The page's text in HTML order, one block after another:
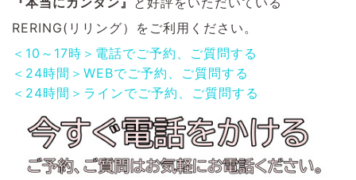
RERING(リリング）をご利用ください。
＜10～17時＞電話でご予約、ご質問する
＜24時間＞WEBでご予約、ご質問する
＜24時間＞ラインでご予約、ご質問する